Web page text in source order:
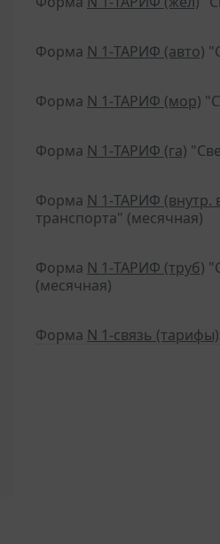
Форма N 1-ТАРИФ (авто)
Форма N 1-ТАРИФ (мор)
Форма N 1-ТАРИФ (га)
Форма N 1-ТАРИФ (внутр.
транспорта" (месячная)
Форма N 1-ТАРИФ (труб)
(месячная)
Форма N 1-связь (тарифы)